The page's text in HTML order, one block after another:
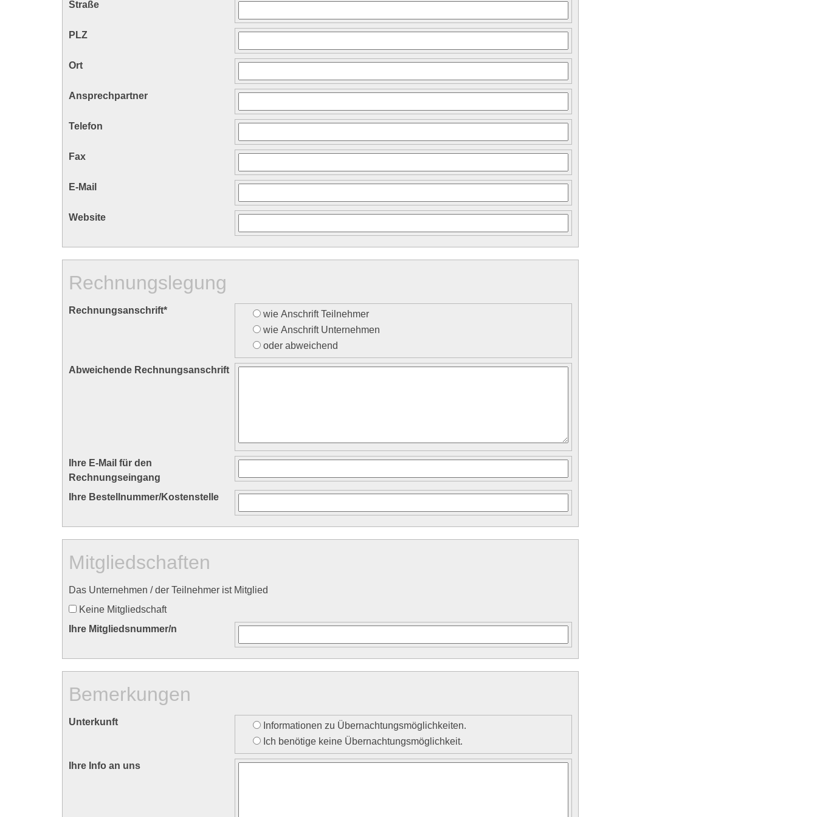
Straße
PLZ
Ort
Ansprechpartner
Telefon
Fax
E-Mail
Website
Rechnungslegung
Rechnungsanschrift*
wie Anschrift Teilnehmer
wie Anschrift Unternehmen
oder abweichend
Abweichende Rechnungsanschrift
Ihre E-Mail für den
Rechnungseingang
Ihre Bestellnummer/Kostenstelle
Mitgliedschaften
Das Unternehmen / der Teilnehmer ist Mitglied
Keine Mitgliedschaft
Ihre Mitgliedsnummer/n
Bemerkungen
Unterkunft
Informationen zu Übernachtungsmöglichkeiten.
Ich benötige keine Übernachtungsmöglichkeit.
Ihre Info an uns